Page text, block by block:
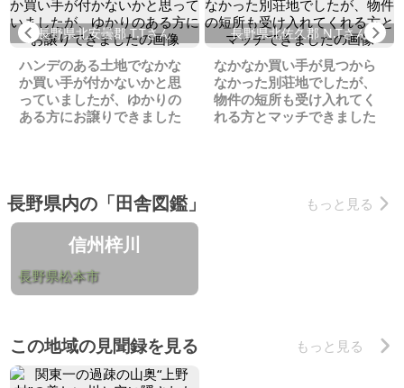
Previous
長野県北安曇郡 T.Tさん
ハンデのある土地でなかな
か買い手が付かないかと思
っていましたが、ゆかりの
ある方にお譲りできました
長野県北佐久郡 N.Tさん
なかなか買い手が見つから
なかった別荘地でしたが、
物件の短所も受け入れてく
れる方とマッチできました
長野県内の「田舎図鑑」 もっと見る
信州梓川
長野県松本市
この地域の見聞録を見る もっと見る